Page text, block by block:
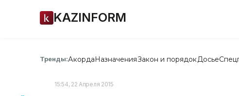
KAZINFORM
Тренды:АкордаНазначенияЗакон и порядок Досье
15:54, 22 Апреля 2015